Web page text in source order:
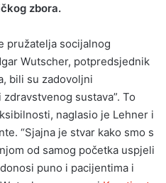
zbora.
pružatelja socijalnog
Wutscher, potpredsjednik
bili su zadovoljni
sustava”. To
naglasio je Lehner i
“Sjajna je stvar kako smo s
od samog početka uspjeli
puno i pacijentima i